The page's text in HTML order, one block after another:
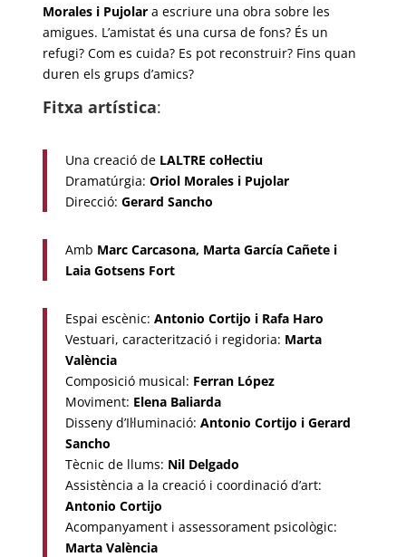
Morales i Pujolara escriure una obra sobre les
amigues. L’amistat és una cursa de fons? És un
refugi? Com es cuida? Es pot reconstruir? Fins quan
duren els grups d’amics?
Fitxa artística:
Una creació de LALTRE col·lectiu
Dramatúrgia: Oriol Morales i Pujolar
Direcció: Gerard Sancho
Amb Marc Carcasona, Marta García Cañete i
Laia Gotsens Fort
Espai escènic: Antonio Cortijo i Rafa Haro
Vestuari, caracterització i regidoria: Marta
València
Composició musical: Ferran López
Moviment: Elena Baliarda
Disseny d’Il·luminació: Antonio Cortijo i Gerard
Sancho
Tècnic de llums: Nil Delgado
Assistència a la creació i coordinació d’art:
Antonio Cortijo
Acompanyament i assessorament psicològic:
Marta València